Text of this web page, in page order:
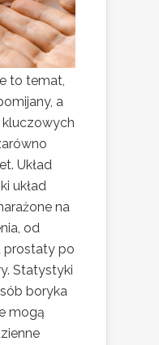
to temat,
a
Układ
układ
na
od
prostaty po
Statystyki
boryka
mogą